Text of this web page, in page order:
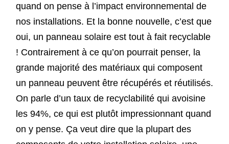
quand on pense à l’impact environnemental de
nos installations. Et la bonne nouvelle, c’est que
oui, un panneau solaire est tout à fait recyclable
! Contrairement à ce qu’on pourrait penser, la
grande majorité des matériaux qui composent
un panneau peuvent être récupérés et réutilisés.
On parle d’un taux de recyclabilité qui avoisine
les 94%, ce qui est plutôt impressionnant quand
on y pense. Ça veut dire que la plupart des